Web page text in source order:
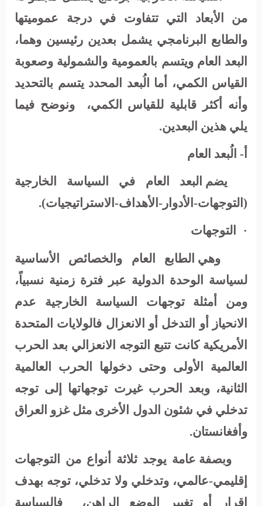
من الأبعاد التي تتفاوت في درجة عموميتها
والطابع البرنامجي يشمل بعدين رئيسين وهما،
البعد العام ويتسم بالعمومية والشمولية وصعوبة
القياس الكمي، أما الُبعد المحدد يتسم بالتحديد
وأنه أكثر قابلية للقياس الكمي،
ونوضح فيما
يلي هذين البعدين.
أ- الُبعد العام
يضم البعد العام في السياسة الخارجية
(التوجهات-الأدوار-الأهداف-الاستراتيجيات).
·
التوجهات
وهي الطابع العام والخصائص الأساسية
لسياسة الوحدة الدولية عبر فترة زمنية نسبياً،
ومن أمثلة توجهات السياسة الخارجية عدم
الانحياز أو التدخل أو الانعزال فالولايات المتحدة
الأمريكية كانت تتبع التوجه الانعزالي بعد الحرب
العالمية الأولى وحتى دخولها الحرب العالمية
الثانية، وبعد الحرب غيرت توجهاتها إلى توجه
تدخلي في شئون الدول الأخرى مثل غزو العراق
وأفغانستان.
وبصفة عامة يوجد ثلاثة أنواع من التوجهات
إقليمي-عالمي، وتدخلي ولا تدخلي، توجه بهدف
إقرار أو تغيير الوضع الراهن،
فالسياسة